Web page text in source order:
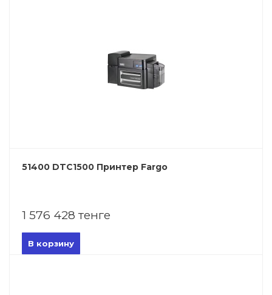
51400 DTC1500 Принтер Fargo
1 576 428 тенге
В корзину